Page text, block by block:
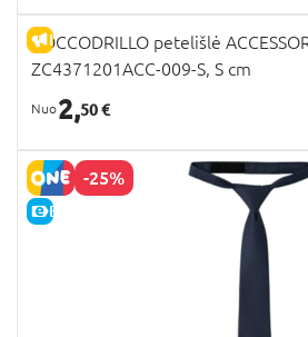
IŠPARDAVIMAS
COCCODRILLO petelišlė
ZC4371201ACC-009-S, S cm
2,50 €
-25%
E-KAINA